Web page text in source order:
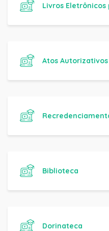
Livros Eletrônicos
Atos
Biblioteca
Dorinateca